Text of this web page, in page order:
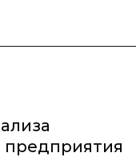
предприятия